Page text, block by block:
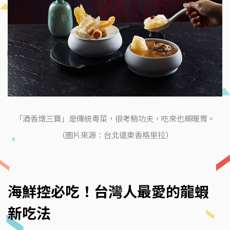
「酒香燉三寶」是傳統粵菜，很考驗功夫，吃來也頗暖胃。
（圖片來源：台北遠東香格里拉）
海鮮控必吃！台灣人最愛的龍蝦
新吃法